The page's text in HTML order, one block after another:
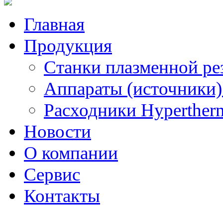
Главная
Продукция
Станки плазменной
Аппараты
Расходники
Новости
О компании
Сервис
Контакты